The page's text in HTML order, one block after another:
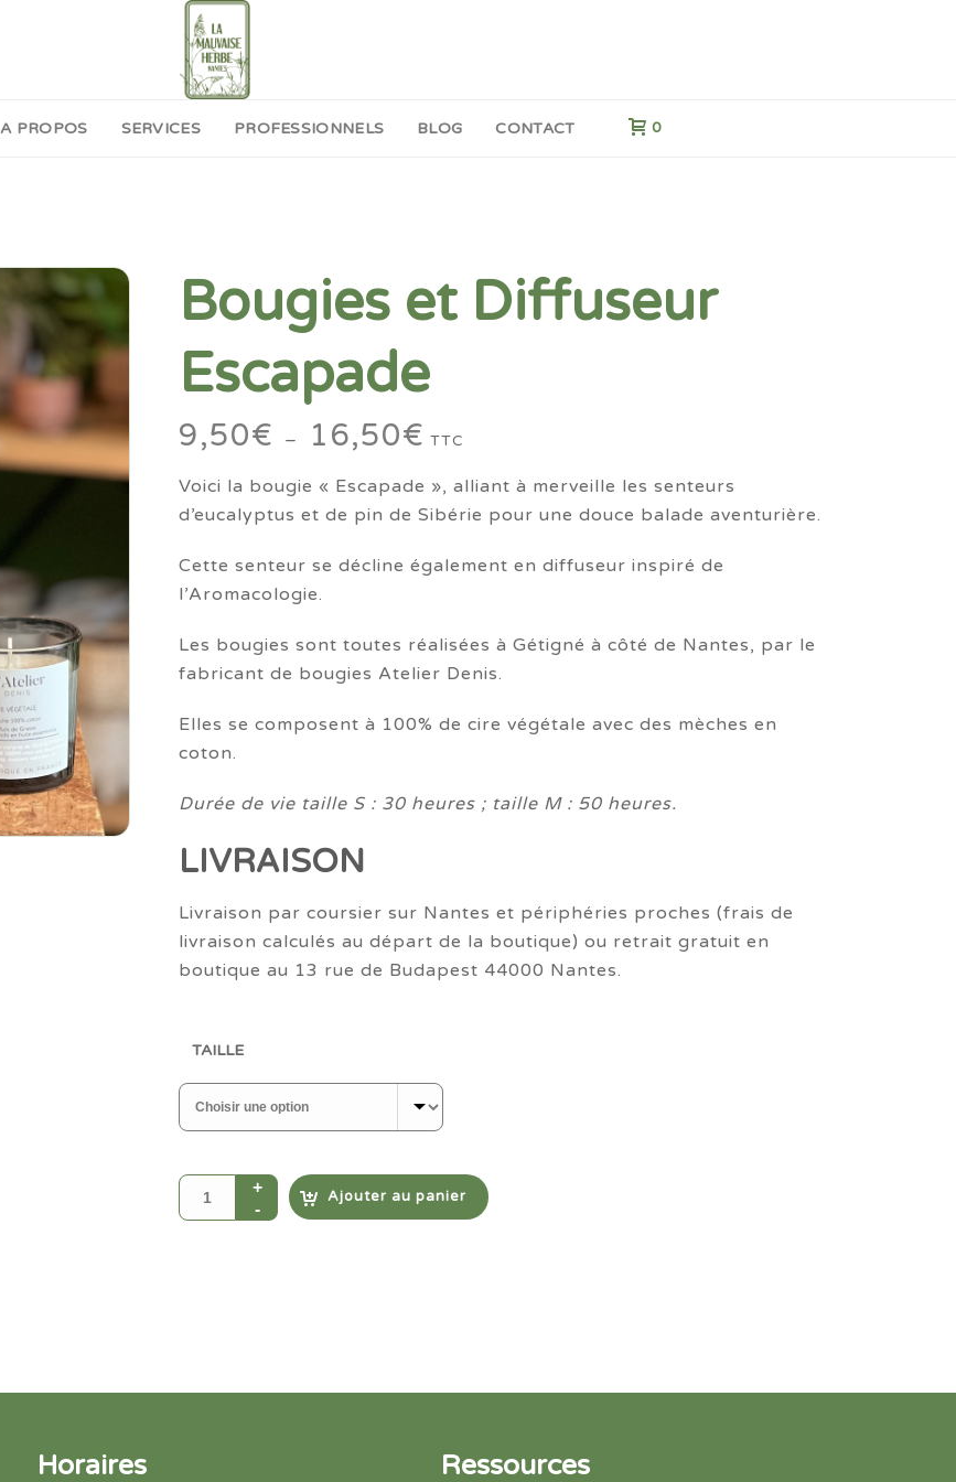
A PROPOS SERVICES PROFESSIONNELS BLOG CONTACT 0
Bougies et Diffuseur
Escapade
9,50€ – 16,50€ Plage
prix :
9,50€
16,50€
TTC
Voici la bougie « Escapade », alliant à merveille les senteurs
d’eucalyptus et de pin de Sibérie pour une douce balade aventurière.
Cette senteur se décline également en diffuseur inspiré de
l’Aromacologie.
Les bougies sont toutes réalisées à Gétigné à côté de Nantes, par le
fabricant de bougies Atelier Denis.
Elles se composent à 100% de cire végétale avec des mèches en
coton.
Durée de vie taille S : 30 heures ; taille M : 50 heures.
LIVRAISON
Livraison par coursier sur Nantes et périphéries proches (frais de
livraison calculés au départ de la boutique) ou retrait gratuit en
boutique au 13 rue de Budapest 44000 Nantes.
TAILLE
Ajouter au panier
Horaires Ressources